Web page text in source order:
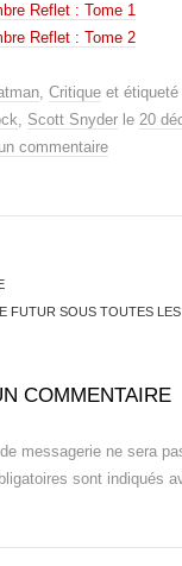
Reflet : Tome 1
Reflet : Tome 2
, Critique et étiqueté
, Scott Snyder le 20
commentaire
FUTUR SOUS TOUTES
COMMENTAIRE
messagerie ne sera
sont indiqués